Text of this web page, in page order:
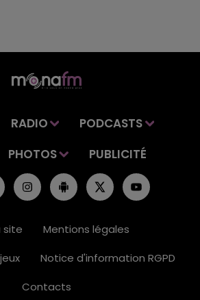
RADIO
PODCASTS
PHOTOS PUBLICITÉ
site
Mentions légales
Notice d'information RGPD
Contacts